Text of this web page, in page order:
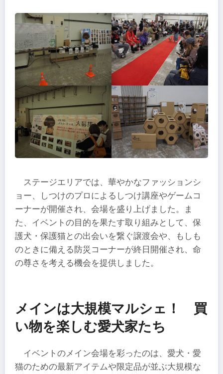
ステージエリアでは、華やかなファッションシ
ョー、しつけのプロによるしつけ講座やゲームコ
ーナーが開催され、会場を盛り上げました。ま
た、イベントの目的を果たす取り組みとして、保
護犬・保護猫との出会いを繋ぐ譲渡会や、もしも
のときに備える防災コーナーが終日開催され、命
の尊さを考える機会を提供しました。
メインは大規模マルシェ！ 買
い物を楽しむ愛犬家たち
イベントのメイン会場を彩ったのは、愛犬・愛
猫のための最新アイテムや限定品が並ぶ大規模な